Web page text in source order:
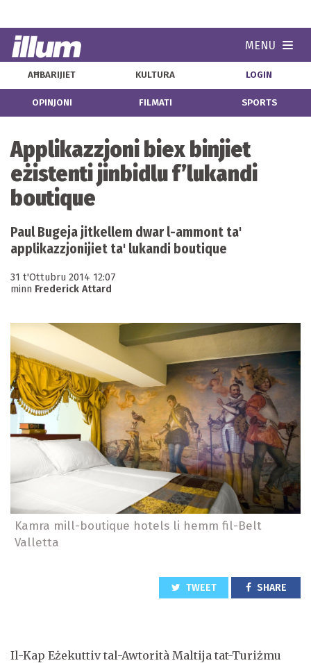
MENU
AĦBARIJIET KULTURA LOGIN
OPINJONI FILMATI SPORTS
Applikazzjoni biex binjiet
eżistenti jinbidlu f’lukandi
boutique
Paul Bugeja jitkellem dwar l-ammont ta'
applikazzjonijiet ta' lukandi boutique
31 t'Ottubru 2014 12:07
minn Frederick Attard
Kamra mill-boutique hotels li hemm fil-Belt
Valletta
TWEET SHARE
Il-Kap Eżekuttiv tal-Awtorità Maltija tat-Turiżmu